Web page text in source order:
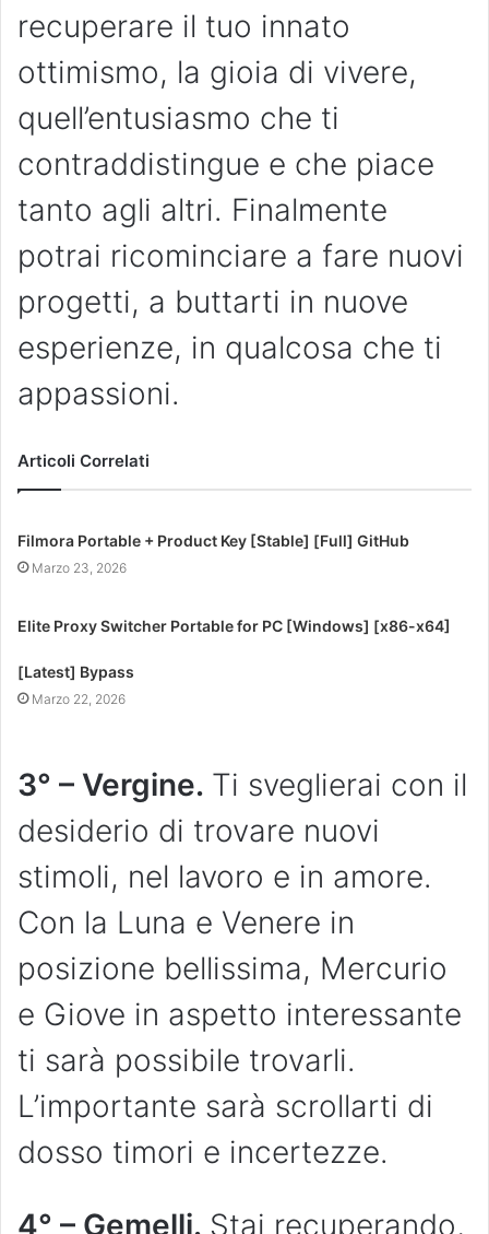
recuperare il tuo innato
ottimismo, la gioia di vivere,
quell’entusiasmo che ti
contraddistingue e che piace
tanto agli altri. Finalmente
potrai ricominciare a fare nuovi
progetti, a buttarti in nuove
esperienze, in qualcosa che ti
appassioni.
Articoli Correlati
Filmora Portable + Product Key [Stable] [Full] GitHub
Marzo 23, 2026
Elite Proxy Switcher Portable for PC [Windows] [x86-x64]
[Latest] Bypass
Marzo 22, 2026
3° – Vergine. Ti sveglierai con il
desiderio di trovare nuovi
stimoli, nel lavoro e in amore.
Con la Luna e Venere in
posizione bellissima, Mercurio
e Giove in aspetto interessante
ti sarà possibile trovarli.
L’importante sarà scrollarti di
dosso timori e incertezze.
4° – Gemelli. Stai recuperando,